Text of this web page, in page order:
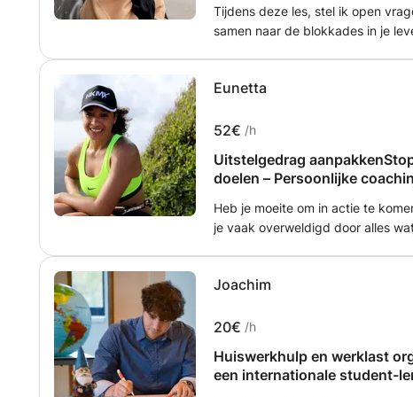
Tijdens deze les, stel ik open
samen naar de blokkades in je
De tools die je aangereikt krijgt
Eunetta
52€ /h
Uitstelgedrag
doelen – Persoonlijke
Heb je moeite om in actie te
je vaak overweldigd door alles
leert hoe je duidelijke doelen
afgestemd op jouw situatie en
leven. Met behulp van coachingsmethodieken en praktische oefeningen
krijg je meer grip op je tijd, meer
Joachim
20€ /h
Huiswerkhulp en werklast
een internationale student-